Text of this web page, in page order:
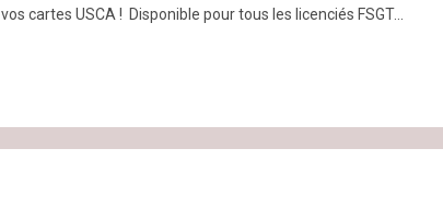
vos cartes USCA ! Disponible pour tous les licenciés FSGT...